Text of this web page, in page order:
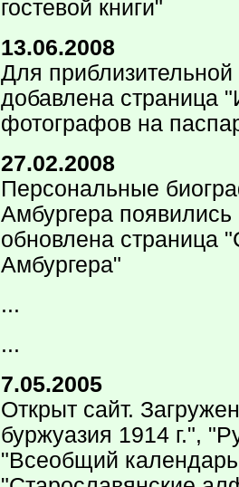
гостевой книги"
13.06.2008
Для
добавлена страница
фотографов на
27.02.2008
Персональные
Амбургера появились
обновлена страница
Амбургера"
...
...
7.05.2005
Открыт сайт.
буржуазия 1914 г.",
"Всеобщий